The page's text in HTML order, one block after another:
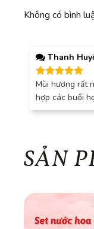
Không có bình
Thanh
Được xếp
hạng55
sao
Mùi hương rất
hợp các buổi
SẢN